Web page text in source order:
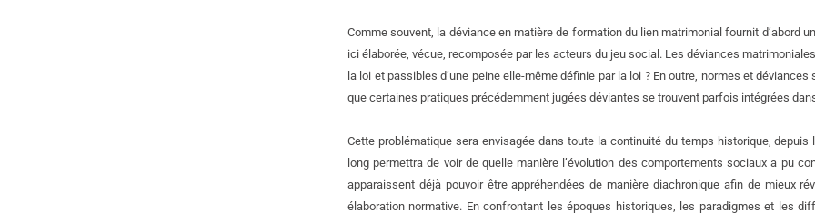
Comme souvent, la déviance en matière de formation du lien matrimonial fournit d’abord
ici élaborée, vécue, recomposée par les acteurs du jeu social. Les déviances
la loi et passibles d’une peine elle-même définie par la loi ? En outre, normes et
que certaines pratiques précédemment jugées déviantes se trouvent parfois intégrées
Cette problématique sera envisagée dans toute la continuité du temps historique, depuis
long permettra de voir de quelle manière l’évolution des comportements sociaux a pu
apparaissent déjà pouvoir être appréhendées de manière diachronique afin de mieux
élaboration normative. En confrontant les époques historiques, les paradigmes et les